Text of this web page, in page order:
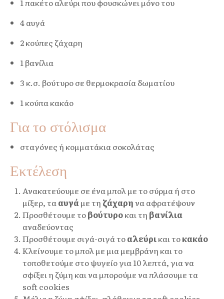
1 πακέτο αλεύρι που φουσκώνει μόνο του
4 αυγά
2 κούπες ζάχαρη
1 βανίλια
3 κ.σ. βούτυρο σε θερμοκρασία δωματίου
1 κούπα κακάο
Για το στόλισμα
σταγόνες ή κομματάκια σοκολάτας
Εκτέλεση
Ανακατεύουμε σε ένα μπολ με το σύρμα ή στο
μίξερ, τααυγάμε τη ζάχαρηνα αφρατέψουν
Προσθέτουμε τοβούτυροκαι τη βανίλια
αναδεύοντας
Προσθέτουμε σιγά-σιγά τοαλεύρικαι τοκακάο
Κλείνουμε το μπολ με μια μεμβράνη και το
τοποθετούμε στο ψυγείο για 10 λεπτά, για να
σφίξει η ζύμη και να μπορούμε να πλάσουμε τα
soft cookies